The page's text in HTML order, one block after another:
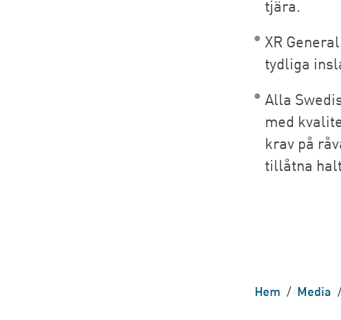
tjära.
XR
tydliga
Alla
med
krav på
tillåtna
Hem / Media